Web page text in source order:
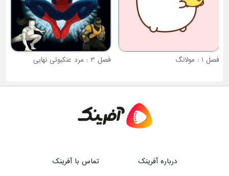
فصل 1 : مولانگ فصل 3 : مرد عنکبوتی نهایی
درباره آفرینک تماس با آفرینک